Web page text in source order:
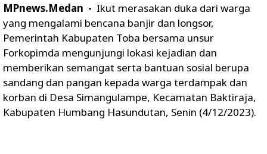
MPnews.Medan - Ikut merasakan duka dari warga
yang mengalami bencana banjir dan longsor,
Pemerintah Kabupaten Toba bersama unsur
Forkopimda mengunjungi lokasi kejadian dan
memberikan semangat serta bantuan sosial berupa
sandang dan pangan kepada warga terdampak dan
korban di Desa Simangulampe, Kecamatan Baktiraja,
Kabupaten Humbang Hasundutan, Senin (4/12/2023).